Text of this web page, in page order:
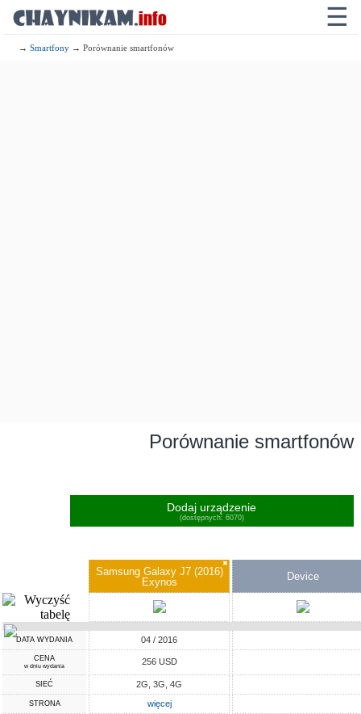
☰
→Smartfony → Porównanie smartfonów
Porównanie smartfonów
Dodaj urządzenie
(dostępnych: 6070)
✖
Samsung Galaxy J7 (2016)
Exynos
Device
DATA WYDANIA 04 / 2016
CENA
w dniu wydania 256 USD
SIEĆ 2G, 3G, 4G
STRONA więcej